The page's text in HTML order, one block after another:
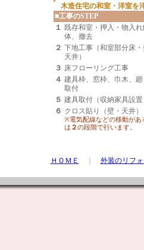
木造住宅の和室・洋室を
■工事のSTEP
１ 既存和室・押入・物入
体、撤去
２ 下地工事（和室部分床・
天井）
３ 床フローリング工事
４ 建具枠、窓枠、巾木、
取付
５ 建具取付（収納家具設置
６ クロス貼り（壁・天井）
※電気配線などの移動があ
は ２の段階で行います。
ＨＯＭＥ 外装のリフ